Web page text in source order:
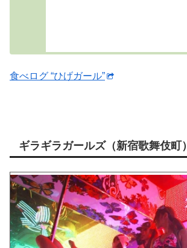
食べログ “ひげガール”
ギラギラガールズ（新宿歌舞伎町）